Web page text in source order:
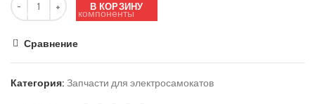
В КОРЗИНУ
Сравнение
Категория: Запчасти для электросамокатов
Электронные компоненты
Ручки тормоза
Резиновые заглушки
Тормозные диски